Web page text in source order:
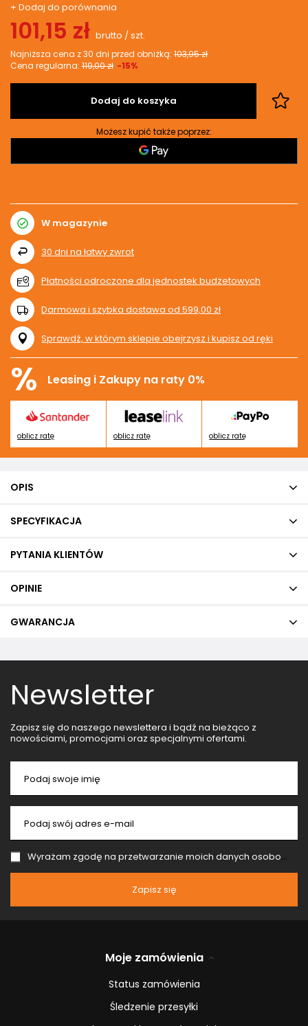
+ Dodaj do porównania
101,15 zł brutto / szt.
Najniższa cena z 30 dni przed obniżką: 103,95 zł
Cena regularna: 119,00 zł -15%
Dodaj do koszyka
Możesz kupić także poprzez:
W magazynie
30 dni na łatwy zwrot
Płatności odroczone dla jednostek budżetowych
Darmowa i szybka dostawa od 599,00 zł
Sprawdź, w którym sklepie obejrzysz i kupisz od ręki
% Leasing i Zakupy na raty 0%
oblicz ratę oblicz ratę oblicz ratę
OPIS
SPECYFIKACJA
PYTANIA KLIENTÓW
OPINIE
GWARANCJA
Newsletter
Zapisz się do naszego newslettera i bądź na bieżąco z
nowościami, promocjami oraz specjalnymi ofertami.
Podaj swoje imię
Podaj swój adres e-mail
Wyrażam zgodę na przetwarzanie moich danych osobowych (adres e-mail) na potrzeby wysyłki newslettera z informacją handlową (marketing). Więcej w
Zapisz się
Moje zamówienia
Status zamówienia
Śledzenie przesyłki